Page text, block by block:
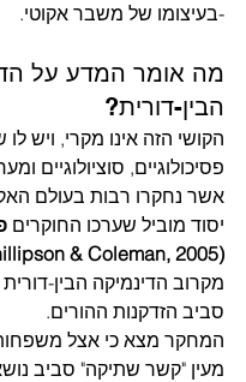
-בעיצומו של משבר אקוטי.
מה אומר המדע על
הבין-דורית?
הקושי הזה אינו מקרי, ויש
פסיכולוגיים, סוציולוגיים
אשר נחקרו רבות בעולם
יסוד מוביל שערכו החוקרים
(Phillipson & Coleman, 2005)
מקרוב הדינמיקה הבין-
סביב הזדקנות ההורים.
המחקר מצא כי אצל
מעין "קשר שתיקה" סביב